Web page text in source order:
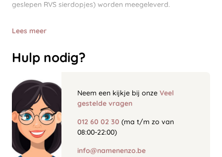
geslepen RVS sierdopjes) worden meegeleverd.
Lees meer
Hulp nodig?
Neem een kijkje bij onze Veel
gestelde vragen
012 60 02 30 (ma t/m zo van
08:00-22:00)
info@namenenzo.be